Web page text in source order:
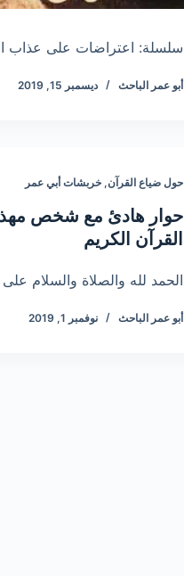
سلسلة: اعتراضات على عذاب
أبو عمر الباحث ديسمبر 15, 2019
حول ضياع القرآن , خربشات أبي عمر
حوار هادئ مع شخص
القرآن الكريم
الحمد لله والصلاة والسلام
أبو عمر الباحث نوفمبر 1, 2019